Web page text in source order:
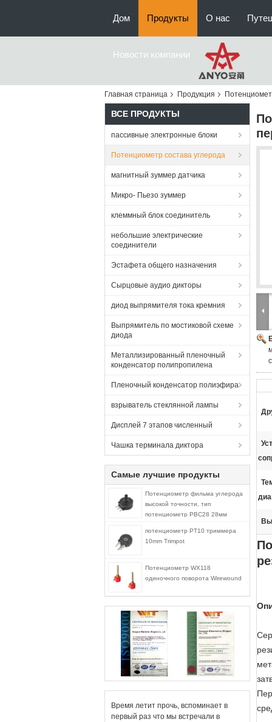
Дом Продукты О нас
Новости компании
Главная страница Продукция
ВСЕ ПРОДУКТЫ
пассивные электронные блоки
Потенциометр состава углерода
магнитный зуммер датчика
Микро- Пьезо зуммер
клеммный блок соединитель
небольшие электрические
соединители
Эстафета общего назначения
Сырцовые аудио дикторы
диод выпрямителя тока кремния
Выпрямитель по мостиковой схеме
диода
Металлизированный пленочный
конденсатор полипропилена
Пленочный конденсатор полиэфира
взрыватель стеклянной лампы
Дисплей 7 этапов численный
Чашка терминала диктора
Самые лучшие продукты
Потенциометр фильма углерода
высокой точности, тип
потенциометр РВС28 28мм
потенциометр PT10 триммера
10mm Trimpot
Потенциометр WX118
одиночного поворота Wirewound
Время летит прочь, вспоминает в
первый раз что мы встречали в